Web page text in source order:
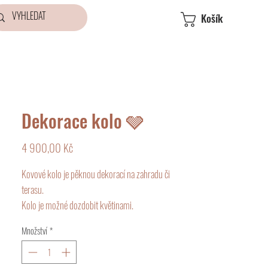
Košík
Dekorace kolo 🩶
4 900,00 KčCena
Kovové kolo je pěknou dekorací na zahradu či
terasu.
Kolo je možné dozdobit květinami.
Množství*